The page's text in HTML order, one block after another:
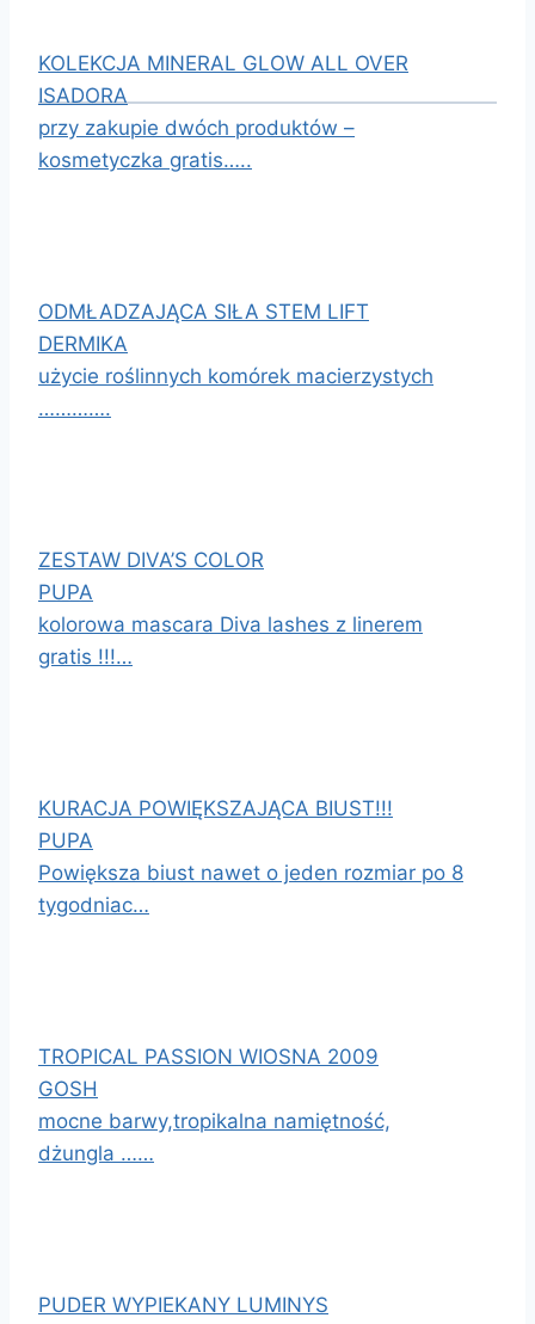
KOLEKCJA MINERAL GLOW ALL OVER
ISADORA
przy zakupie dwóch produktów –
kosmetyczka gratis…..
ODMŁADZAJĄCA SIŁA STEM LIFT
DERMIKA
użycie roślinnych komórek macierzystych
………….
ZESTAW DIVA’S COLOR
PUPA
kolorowa mascara Diva lashes z linerem
gratis !!!…
KURACJA POWIĘKSZAJĄCA BIUST!!!
PUPA
Powiększa biust nawet o jeden rozmiar po 8
tygodniac…
TROPICAL PASSION WIOSNA 2009
GOSH
mocne barwy,tropikalna namiętność,
dżungla ……
PUDER WYPIEKANY LUMINYS